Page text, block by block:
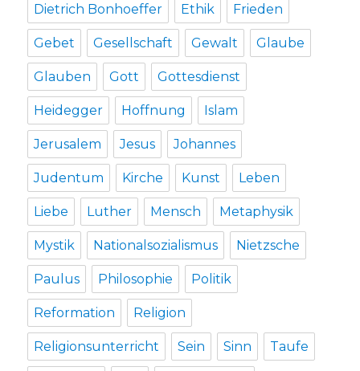
Dietrich Bonhoeffer Ethik Frieden
Gebet Gesellschaft Gewalt Glaube
Glauben Gott Gottesdienst
Heidegger Hoffnung Islam
Jerusalem Jesus Johannes
Judentum Kirche Kunst Leben
Liebe Luther Mensch Metaphysik
Mystik Nationalsozialismus Nietzsche
Paulus Philosophie Politik
Reformation Religion
Religionsunterricht Sein Sinn Taufe